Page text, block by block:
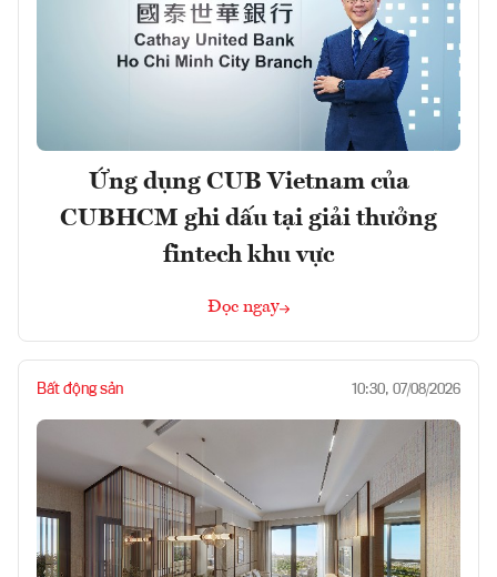
Ứng dụng CUB Vietnam của
CUBHCM ghi dấu tại giải thưởng
fintech khu vực
Đọc ngay
Bất động sản 10:30, 07/08/2026